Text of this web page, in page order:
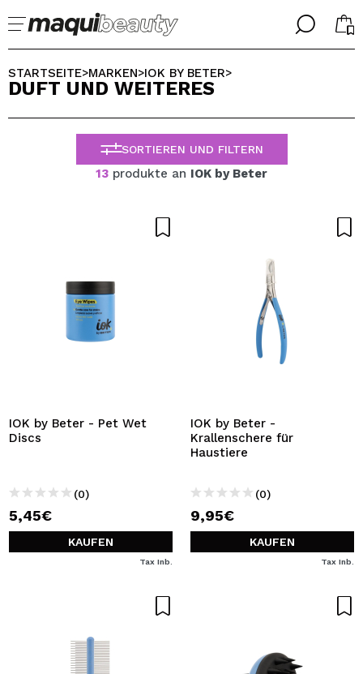
╳
Ich bin bereits #maquilover, ich habe ein Konto
Ich habe hier kein Konto
Durch die Erstellung eines Kontos bei Maquillalia.de
können Sie Ihre Einkäufe schnell tätigen, den Status Ihrer
Bestellungen überprüfen und Ihre bisherigen Vorgänge
BENUTZERKONTO ERSTELLEN
╳
WÄHLE DEINE SPRACHE
ALEMAN
ESPAÑOL
ENGLISH
FRANCES
STARTSEITE>MARKEN>IOK BY BETER>
DUFT UND WEITERES
SORTIEREN UND FILTERN
13 produkte an IOK by Beter
IOK by Beter - Pet Wet
Discs
(0)
5,45€
KAUFEN
Tax Inb.
IOK by Beter -
Krallenschere für
Haustiere
(0)
9,95€
KAUFEN
Tax Inb.